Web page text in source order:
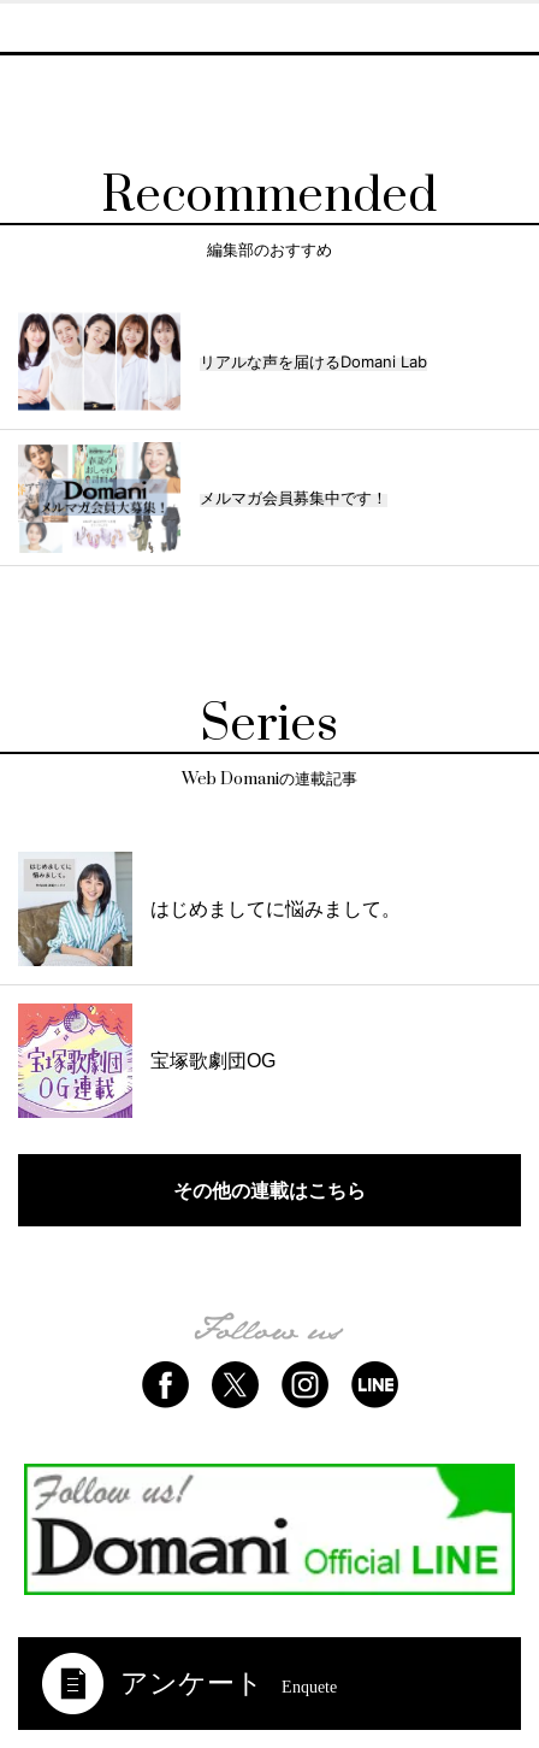
Recommended
編集部のおすすめ
リアルな声を届けるDomani Lab
メルマガ会員募集中です！
Series
Web Domaniの連載記事
はじめましてに悩みまして。
宝塚歌劇団OG
その他の連載はこちら
アンケート Enquete